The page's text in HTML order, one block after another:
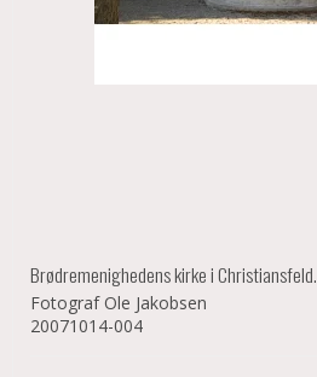
Brødremenighedens kirke i Christiansfeld.
Fotograf Ole Jakobsen
20071014-004